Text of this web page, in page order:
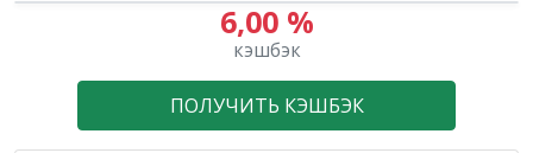
6,00 %
кэшбэк
ПОЛУЧИТЬ КЭШБЭК